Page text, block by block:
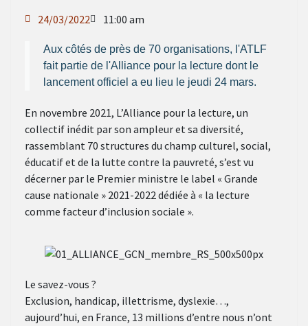
24/03/2022 11:00 am
Aux côtés de près de 70 organisations, l'ATLF
fait partie de l'Alliance pour la lecture dont le
lancement officiel a eu lieu le jeudi 24 mars.
En novembre 2021, L’Alliance pour la lecture, un
collectif inédit par son ampleur et sa diversité,
rassemblant 70 structures du champ culturel, social,
éducatif et de la lutte contre la pauvreté, s’est vu
décerner par le Premier ministre le label « Grande
cause nationale » 2021-2022 dédiée à « la lecture
comme facteur d’inclusion sociale ».
Le savez-vous ?
Exclusion, handicap, illettrisme, dyslexie…,
aujourd’hui, en France, 13 millions d’entre nous n’ont